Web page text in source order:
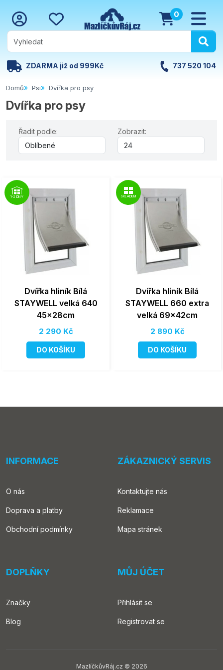
0
ZDARMA již od 999Kč 737 520 104
Domů Psi Dvířka pro psy
Dvířka pro psy
Řadit podle: Zobrazit:
1-2 DNY
Dvířka hliník Bílá
STAYWELL velká 640
45x28cm
2 290 Kč
DO KOŠÍKU
SKLADEM
Dvířka hliník Bílá
STAYWELL 660 extra
velká 69x42cm
2 890 Kč
DO KOŠÍKU
INFORMACE
O nás
Doprava a platby
Obchodní podmínky
ZÁKAZNICKÝ SERVIS
Kontaktujte nás
Reklamace
Mapa stránek
DOPLŇKY
Značky
Blog
MŮJ ÚČET
Přihlásit se
Registrovat se
MazlíčkůvRáj.cz © 2026